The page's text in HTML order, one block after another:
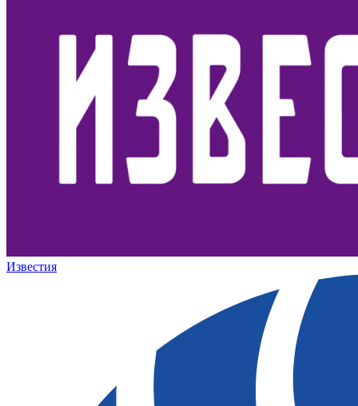
Известия